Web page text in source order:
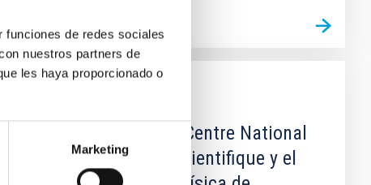
funciones de redes sociales
nuestros partners de
les haya proporcionado o
Marketing
Convenio entre el Centre National
de la Recherche Scientifique y el